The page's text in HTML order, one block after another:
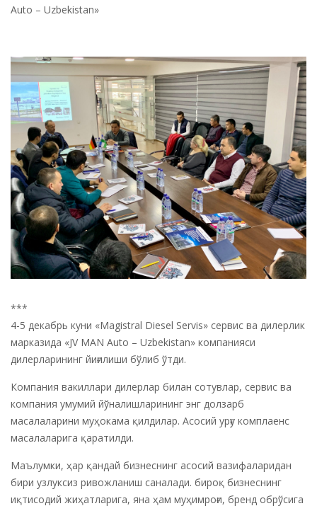
Auto – Uzbekistan»
***
4-5 декабрь куни «Magistral Diesel Servis» сервис ва дилерлик
марказида «JV MAN Auto – Uzbekistan» компанияси
дилерларининг йиғилиши бўлиб ўтди.
Компания вакиллари дилерлар билан сотувлар, сервис ва
компания умумий йўналишларининг энг долзарб
масалаларини муҳокама қилдилар. Асосий урғу комплаенс
масалаларига қаратилди.
Маълумки, ҳар қандай бизнеснинг асосий вазифаларидан
бири узлуксиз ривожланиш саналади. бироқ бизнеснинг
иқтисодий жиҳатларига, яна ҳам муҳимроғи, бренд обрўсига